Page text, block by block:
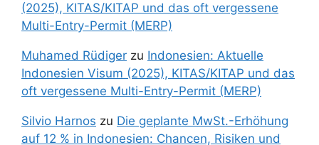
(2025), KITAS/KITAP und das oft vergessene
Multi-Entry-Permit (MERP)
Muhamed Rüdiger zu Indonesien: Aktuelle
Indonesien Visum (2025), KITAS/KITAP und das
oft vergessene Multi-Entry-Permit (MERP)
Silvio Harnos zu Die geplante MwSt.-Erhöhung
auf 12 % in Indonesien: Chancen, Risiken und